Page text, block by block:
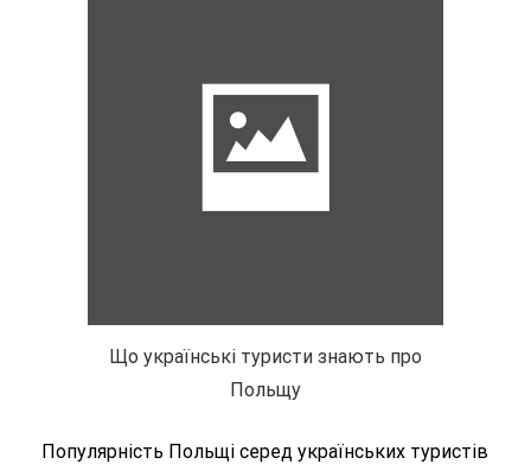
Що українські туристи знають про
Польщу
Популярність Польщі серед українських туристів